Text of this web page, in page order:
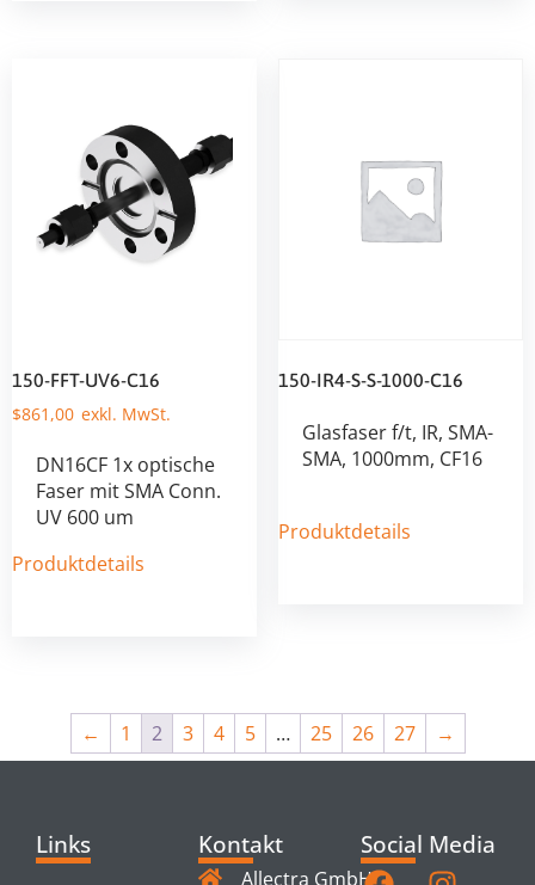
150-FFT-UV6-C16
$861,00
DN16CF 1x optische
Faser mit SMA Conn.
UV 600 um
Produktdetails
150-IR4-S-S-1000-C16
Glasfaser f/t, IR, SMA-
SMA, 1000mm, CF16
Produktdetails
← 1 2 3 4 5 … 25 26 27 →
Links Kontakt
Allectra GmbH
Social Media